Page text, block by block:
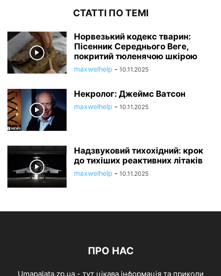
СТАТТІ ПО ТЕМІ
Норвезький кодекс тварин:
Пісенник Середнього Веге,
покритий тюленячою шкірою
maxwelhelp - 10.11.2025
Некролог: Джеймс Ватсон
maxwelhelp - 10.11.2025
Надзвуковий тихохідний: крок
до тихіших реактивних літаків
maxwelhelp - 10.11.2025
ПРО НАС
Umapalata.zp.ua - тут цікава інформація та приколи